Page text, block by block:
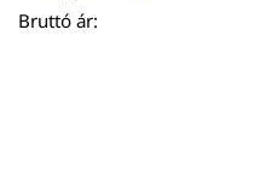
Bruttó ár: